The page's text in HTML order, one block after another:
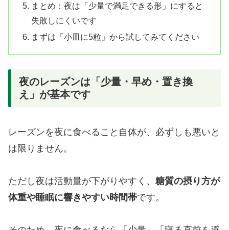
まとめ：夜は「少量で満足できる形」にすると
失敗しにくいです
まずは「小皿に5粒」から試してみてください
夜のレーズンは「少量・早め・置き換
え」が基本です
レーズンを夜に食べること自体が、必ずしも悪いと
は限りません。
ただし夜は活動量が下がりやすく、 糖質の摂り方が
体重や睡眠に響きやすい時間帯です。